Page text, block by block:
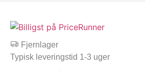
Fjernlager
Typisk leveringstid 1-3 uger